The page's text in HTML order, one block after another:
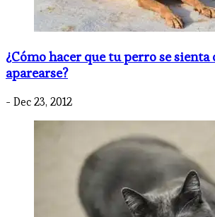
¿Cómo hacer que tu perro se sienta
aparearse?
- Dec 23, 2012